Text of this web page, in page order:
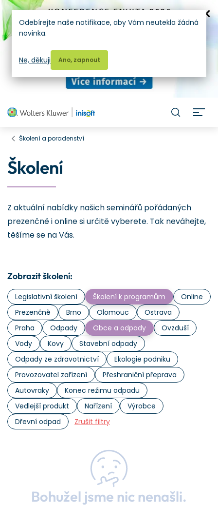
Školení a poradenství
Školení
Z aktuální nabídky našich seminářů pořádaných
prezenčně i online si určitě vyberete. Tak neváhejte,
těšíme se na Vás.
Zobrazit školení:
Legislativní školení Školení k programům
Online
Prezenčně
Brno Olomouc
Ostrava
Praha
Odpady Obce a odpady
Ovzduší
Vody
Kovy
Stavební odpady
Odpady ze zdravotnictví
Ekologie podniku
Provozovatel zařízení
Přeshraniční přeprava
Autovraky
Konec režimu odpadu
Vedlejší produkt
Nařízení
Výrobce
Dřevní odpad
Zrušit filtry
Bohužel jsme nic nenašli.
Odebírejte naše notifikace, aby Vám neutekla žádná
novinka.
Ano, zapnout
Ne, děkuji